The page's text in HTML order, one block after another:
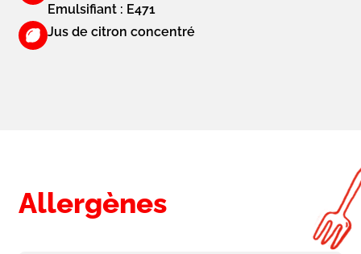
Emulsifiant : E471
Jus de citron concentré
Allergènes